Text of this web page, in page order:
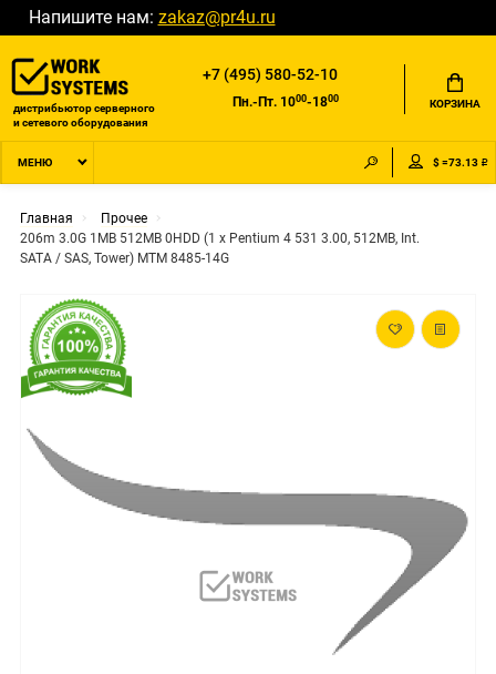
Напишите нам: zakaz@pr4u.ru
дистрибьютор серверного
и сетевого оборудования
+7 (495) 580-52-10
Пн.-Пт. 1000-1800 КОРЗИНА
МЕНЮ $ =73.13 ₽
Главная
Прочее
206m 3.0G 1MB 512MB 0HDD (1 x Pentium 4 531 3.00, 512MB, Int.
SATA / SAS, Tower) MTM 8485-14G